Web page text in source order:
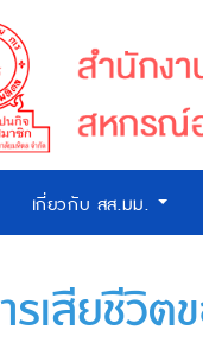
เกี่ยวกับ สส.มม.
เสียชีวิต